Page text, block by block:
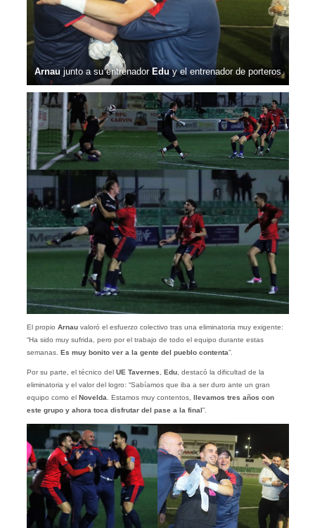
Arnaujunto a su entrenadorEduy el entrenador de porteros
El propio Arnauvaloró el esfuerzo colectivo tras una eliminatoria muy exigente:
“Ha sido muy sufrida, pero por el trabajo de todo el equipo durante estas
semanas. Es muy bonito ver a la gente del pueblo contenta”.
Por su parte, el técnico del UE Tavernes Edu, destacó la dificultad de la
eliminatoria y el valor del logro: “Sabíamos que iba a ser duro ante un gran
equipo como el Novelda . Estamos muy contentos, llevamos tres años con
este grupo y ahora toca disfrutar del pase a la final”.